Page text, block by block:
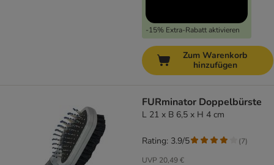
-15% Extra-Rabatt aktivieren
Zum Warenkorb
hinzufügen
FURminator Doppelbürste
L 21 x B 6,5 x H 4 cm
UVP 20,49 €
Rating: 3.9/5 (7)